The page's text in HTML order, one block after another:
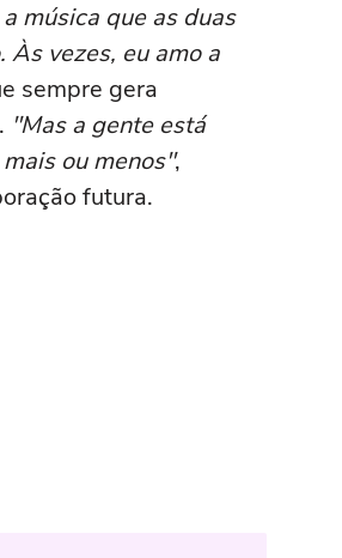
música que as duas
Às vezes, eu amo a
sempre gera
"Mas a gente está
ou menos",
futura.